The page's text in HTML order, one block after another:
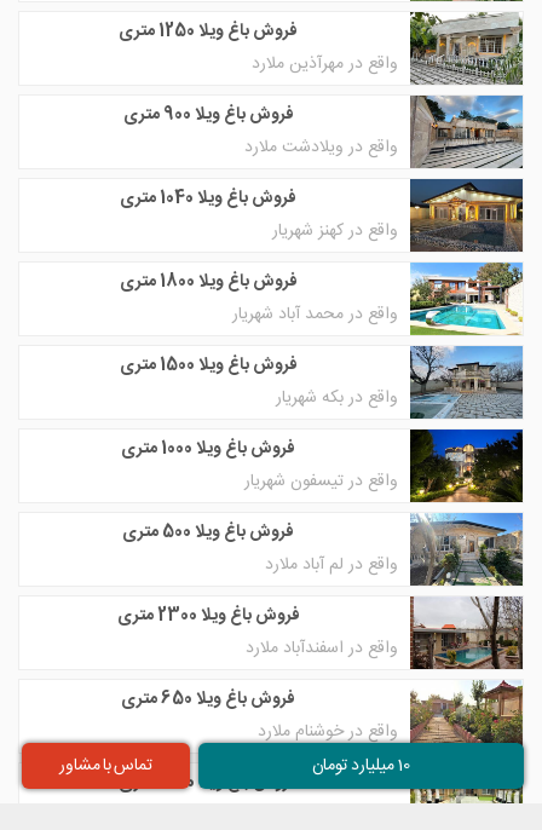
فروش باغ ویلا 1250 متری
واقع در مهرآذین ملارد
فروش باغ ویلا 900 متری
واقع در ویلادشت ملارد
فروش باغ ویلا 1040 متری
واقع در کهنز شهریار
فروش باغ ویلا 1800 متری
واقع در محمد آباد شهریار
فروش باغ ویلا 1500 متری
واقع در بکه شهریار
فروش باغ ویلا 1000 متری
واقع در تیسفون شهریار
فروش باغ ویلا 500 متری
واقع در لم آباد ملارد
فروش باغ ویلا 2300 متری
واقع در اسفندآباد ملارد
فروش باغ ویلا 650 متری
واقع در خوشنام ملارد
فروش باغ ویلا 1300 متری
10 میلیارد تومان تماس با مشاور